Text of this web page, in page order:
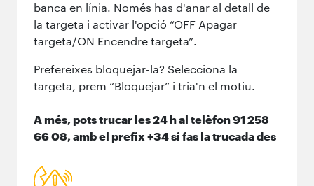
banca en línia. Només has d'anar al detall de
la targeta i activar l'opció “OFF Apagar
targeta/ON Encendre targeta”.
Prefereixes bloquejar-la? Selecciona la
targeta, prem “Bloquejar” i tria'n el motiu.
A més, pots trucar les 24 h al telèfon 91 258
66 08, amb el prefix +34 si fas la trucada des